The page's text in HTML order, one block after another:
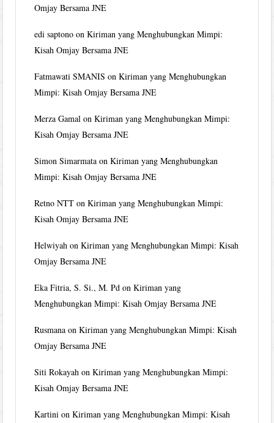
Omjay Bersama JNE
edi saptono onKiriman yang Menghubungkan Mimpi:
Kisah Omjay Bersama JNE
Fatmawati SMANIS onKiriman yang Menghubungkan
Mimpi: Kisah Omjay Bersama JNE
Merza Gamal onKiriman yang Menghubungkan Mimpi:
Kisah Omjay Bersama JNE
Simon Simarmata onKiriman yang Menghubungkan
Mimpi: Kisah Omjay Bersama JNE
Retno NTT onKiriman yang Menghubungkan Mimpi:
Kisah Omjay Bersama JNE
Helwiyah onKiriman yang Menghubungkan Mimpi: Kisah
Omjay Bersama JNE
Eka Fitria, S. Si., M. Pd onKiriman yang
Menghubungkan Mimpi: Kisah Omjay Bersama JNE
Rusmana onKiriman yang Menghubungkan Mimpi: Kisah
Omjay Bersama JNE
Siti Rokayah onKiriman yang Menghubungkan Mimpi:
Kisah Omjay Bersama JNE
Kartini onKiriman yang Menghubungkan Mimpi: Kisah